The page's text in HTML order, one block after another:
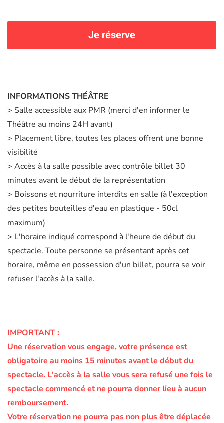
Je réserve
INFORMATIONS THÉÂTRE
> Salle accessible aux PMR (merci d'en informer le
Théâtre au moins 24H avant)
> Placement libre, toutes les places offrent une bonne
visibilité
> Accès à la salle possible avec contrôle billet 30
minutes avant le début de la représentation
> Boissons et nourriture interdits en salle (à l'exception
des petites bouteilles d'eau en plastique - 50cl
maximum)
> L'horaire indiqué correspond à l'heure de début du
spectacle. Toute personne se présentant après cet
horaire, même en possession d'un billet, pourra se voir
refuser l'accès à la salle.
IMPORTANT :
Une réservation vous engage, votre présence est
obligatoire au moins 15 minutes avant le début du
spectacle. L'accès à la salle vous sera refusé une fois le
spectacle commencé et ne pourra donner lieu à aucun
remboursement.
Votre réservation ne pourra pas non plus être déplacée